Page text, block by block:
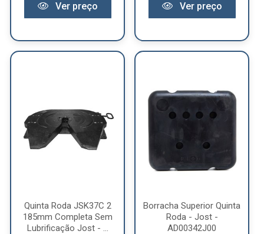
Ver preço Ver preço
Quinta Roda JSK37C 2
185mm Completa Sem
Lubrificação Jost - ...
Borracha Superior Quinta
Roda - Jost -
AD00342J00